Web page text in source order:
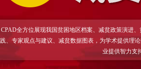
CPAD全方位展现我国贫困地区档案、减贫政策演进
践、专家观点与建议、减贫数据图表，为学术提供理
业提供智力支